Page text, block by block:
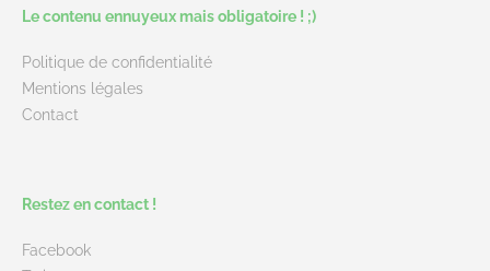
Le contenu ennuyeux mais obligatoire ! ;)
Politique de confidentialité
Mentions légales
Contact
Restez en contact !
Facebook